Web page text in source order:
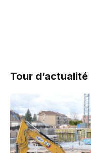
Tour d’actualité